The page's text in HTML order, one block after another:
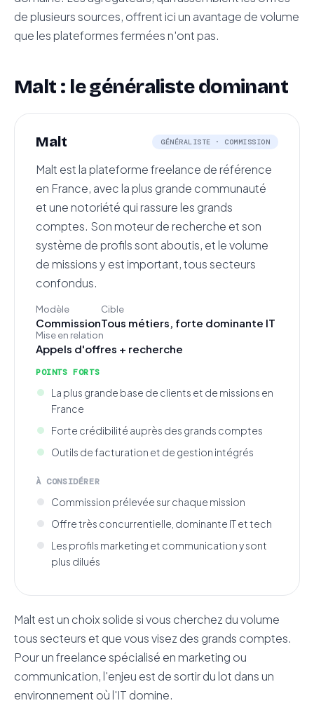
de plusieurs sources, offrent ici un avantage de volume
que les plateformes fermées n'ont pas.
Malt : le généraliste dominant
Malt GÉNÉRALISTE · COMMISSION
Malt est la plateforme freelance de référence
en France, avec la plus grande communauté
et une notoriété qui rassure les grands
comptes. Son moteur de recherche et son
système de profils sont aboutis, et le volume
de missions y est important, tous secteurs
confondus.
Modèle
Commission
Cible
Tous métiers, forte dominante IT
Mise en relation
Appels d'offres + recherche
POINTS FORTS
La plus grande base de clients et de missions en
France
Forte crédibilité auprès des grands comptes
Outils de facturation et de gestion intégrés
À CONSIDÉRER
Commission prélevée sur chaque mission
Offre très concurrentielle, dominante IT et tech
Les profils marketing et communication y sont
plus dilués
Malt est un choix solide si vous cherchez du volume
tous secteurs et que vous visez des grands comptes.
Pour un freelance spécialisé en marketing ou
communication, l'enjeu est de sortir du lot dans un
environnement où l'IT domine.